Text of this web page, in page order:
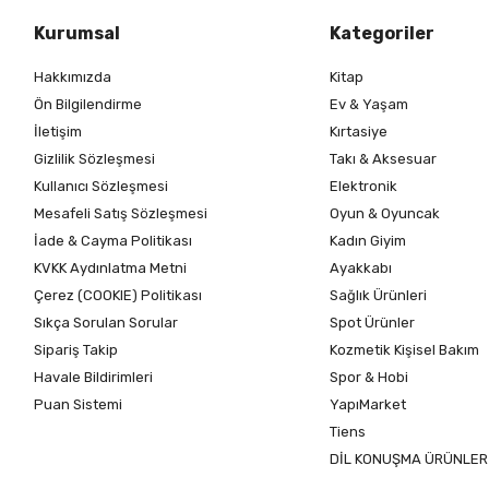
Kurumsal
Hakkımızda
Ön Bilgilendirme
İletişim
Gizlilik Sözleşmesi
Kullanıcı Sözleşmesi
Mesafeli Satış Sözleşmesi
İade & Cayma Politikası
KVKK Aydınlatma Metni
Çerez (COOKIE) Politikası
Sıkça Sorulan Sorular
Sipariş Takip
Havale Bildirimleri
Puan Sistemi
Kategoriler
Kitap
Ev & Yaşam
Kırtasiye
Takı & Aksesuar
Elektronik
Oyun & Oyuncak
Kadın Giyim
Ayakkabı
Sağlık Ürünleri
Spot Ürünler
Kozmetik Kişisel Bakım
Spor & Hobi
YapıMarket
Tiens
DİL KONUŞMA